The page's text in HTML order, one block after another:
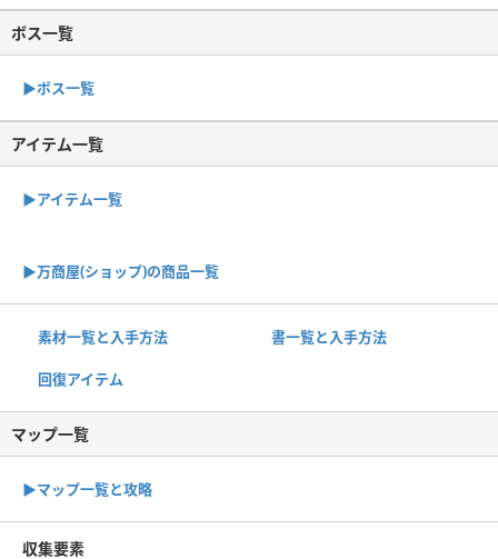
ボス一覧
▶︎ボス一覧
アイテム一覧
▶アイテム一覧
▶︎万商屋(ショップ)の商品一覧
素材一覧と入手方法 書一覧と入手方法
回復アイテム
マップ一覧
▶︎マップ一覧と攻略
収集要素